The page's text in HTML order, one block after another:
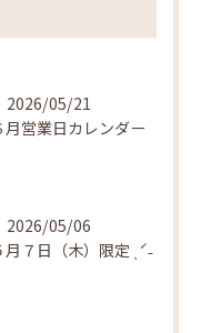
2026/05/21
月営業日カレンダー
2026/05/06
月７日（木）限定 ˎˊ˗